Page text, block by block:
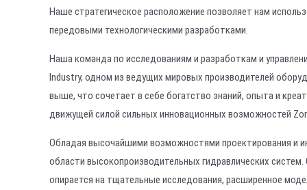
Наше стратегическое расположение позволяет нам
передовыми технологическими разработками.
Наша команда по исследованиям и разработкам и
Industry, одном из ведущих мировых производителей
выше, что сочетает в себе богатство знаний, опыта и
движущей силой сильных инновационных возможностей
Обладая высочайшими возможностями проектирования и
области высокопроизводительных гидравлических
опирается на тщательные исследования, расширенное